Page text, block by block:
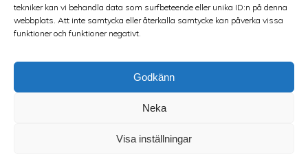
tekniker kan vi behandla data som surfbeteende eller unika ID:n på denna
webbplats. Att inte samtycka eller återkalla samtycke kan påverka vissa
funktioner och funktioner negativt.
Godkänn
Neka
Visa inställningar
©2026 Spakarps plantskola